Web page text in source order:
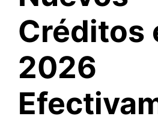
Créditos
2026